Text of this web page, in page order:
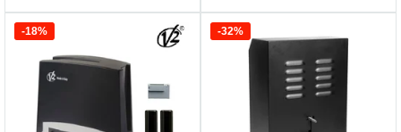
-18% -32%